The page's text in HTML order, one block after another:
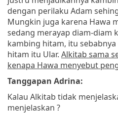
dengan perilaku Adam
Mungkin juga karena Hawa
sedang merayap diam-diam
kambing hitam, itu
hitam itu Ular. Alkitab sama
kenapa Hawa menyebut
Tanggapan Adrina:
Kalau Alkitab tidak
menjelaskan ?